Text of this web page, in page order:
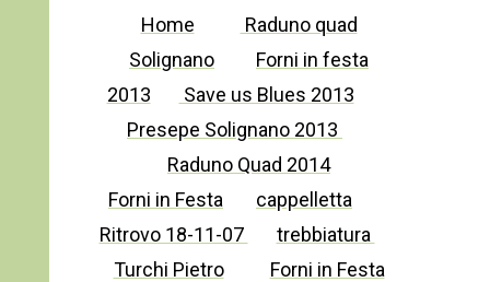
Home
Raduno quad
Solignano
Forni in festa
2013
Save us Blues 2013
Presepe Solignano 2013
Raduno Quad 2014
Forni in Festa
cappelletta
Ritrovo 18-11-07
trebbiatura
Turchi Pietro
Forni in Festa